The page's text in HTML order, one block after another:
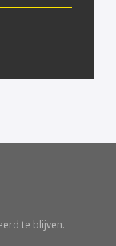
te blijven.